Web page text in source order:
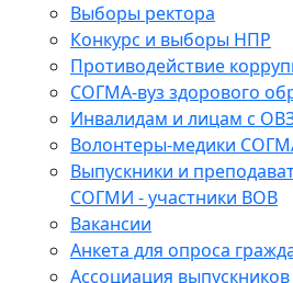
Выборы ректора
Конкурс и выборы НПР
Противодействие
СОГМА-вуз здорового
Инвалидам и лицам с
Волонтеры-медики
Выпускники и
СОГМИ - участники ВОВ
Вакансии
Анкета для опроса
Ассоциация выпускников